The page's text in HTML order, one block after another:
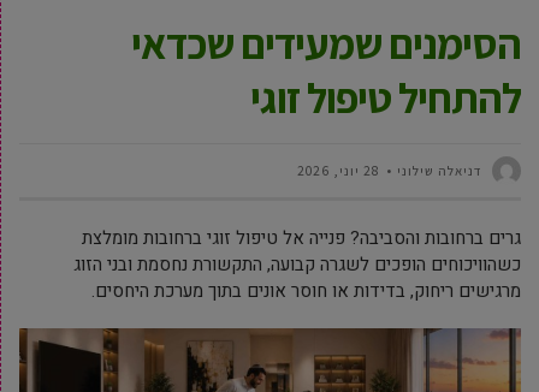
הסימנים שמעידים שכדאי
להתחיל טיפול זוגי
דניאלה שילוני 28 יוני, 2026
גרים ברחובות והסביבה? פנייה אל טיפול זוגי ברחובות מומלצת
כשהוויכוחים הופכים לשגרה קבועה, התקשורת נחסמת ובני הזוג
מרגישים ריחוק, בדידות או חוסר אונים בתוך מערכת היחסים.